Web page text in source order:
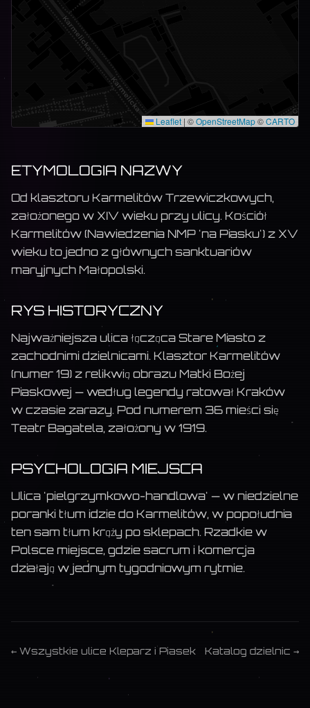
Leaflet | ©OpenStreetMap©CARTO
ETYMOLOGIA NAZWY
Od klasztoru Karmelitów Trzewiczkowych,
założonego w XIV wieku przy ulicy. Kościół
Karmelitów (Nawiedzenia NMP 'na Piasku') z XV
wieku to jedno z głównych sanktuariów
maryjnych Małopolski.
RYS HISTORYCZNY
Najważniejsza ulica łącząca Stare Miasto z
zachodnimi dzielnicami. Klasztor Karmelitów
(numer 19) z relikwią obrazu Matki Bożej
Piaskowej — według legendy ratował Kraków
w czasie zarazy. Pod numerem 36 mieści się
Teatr Bagatela, założony w 1919.
PSYCHOLOGIA MIEJSCA
Ulica 'pielgrzymkowo-handlowa' — w niedzielne
poranki tłum idzie do Karmelitów, w popołudnia
ten sam tłum krąży po sklepach. Rzadkie w
Polsce miejsce, gdzie sacrum i komercja
działają w jednym tygodniowym rytmie.
← Wszystkie ulice Kleparz i Piasek Katalog dzielnic →